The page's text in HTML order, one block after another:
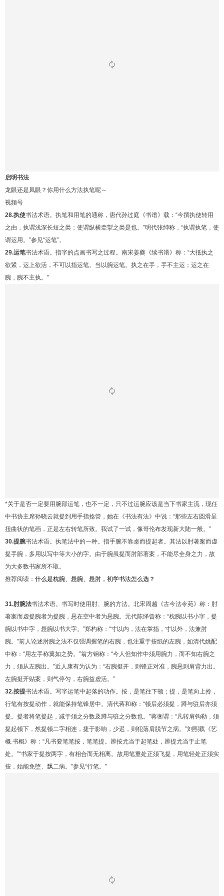
启明书法
龙眼还是凤眼？你用什么方法执笔呢～
视频号
28.执使书法术语。执笔和用笔的通称，唐代孙过庭《书谱》载：“今撰执使转用
之由，执谓浅深长短之类；使谓纵横牵掣之类是也。”明代张绅称，“执谓执笔，使
谓运用。”参见“运笔”。
29.运笔书法术语。指字的点画书写之过程。南宋姜夔《续书谱》称：“大抵执之
欲紧，运上欲活，不可以指运笔。当以腕运笔。执之在手，手不主运；运之在
腕，腕不主执。”
*关于是否一定要用腕部运笔，也不一定，只不过运腕应该是当下书家主流，现任
中书协主席孙晓云就提到用手指捻管，她在《书法有法》中说：“那些左右圆滑呈
扭曲状的笔画，正是左右转笔所致。我试了一试，像哥伦布发现新大陆一般。”
30.提腕书法术语。执笔法中的一种。指手腕不靠桌而提起者。其法以肘著案而虚
提手腕，多用以写中等大小的字。由于腕虽提而肘部著案，不能尽全身之力，故
为大多数书家所不取。
推荐阅读： 什么是枕腕、悬腕、悬肘，初学书法怎么选？
31.肘腕法书法术语。书写时使用肘、腕的方法。北宋周越《古今法令苑》称：肘
著案而虚提腕者为提腕，悬在空中者为悬腕。元代陈绎曾称：“枕腕以书小字，提
腕以书中字，悬腕以书大字。”郑杓称：“寸以内，法在掌指，寸以外，法兼肘
腕。”前人论述肘腕之法不仅强调握笔的右腕，也注重于按纸的左腕，如清代姚配
中称：“用左手称翼如之势。”翁方钢称：“今人但知作中须用腕力，而不知右腕之
力，须从左腕出。”近人康有为认为：“右腕挺开，则锋正对准，腕悬则肩背力出。
左腕挺开贴案，则气停匀，右腕益虚活。”
32.按提书法术语。写字运笔中起落的功作。按，是笔往下顿；提，是笔向上拎，
行笔有按提动作，就能保持笔锋居中。清代蒋和称：“顿后必须提，蹲与驻后亦须
提。提者将笔提起，减于须之分数及蹲与驻之分数也。”蒋衡谓：“凡转肩钩勒，须
提起顿下，然提顿二字相连，捷于影响，少迟，则犯落肩脱节之病。”刘熙载《艺
概.书概》称：“凡书要笔笔按，笔笔提。辨按尤当于起笔处，辨提尤当于止笔
处。”“书家于提按两字，有相合而无相离。故用笔重处正须飞提，用笔轻处正须实
按，始能免堕、飘二病。”参见“行笔。”